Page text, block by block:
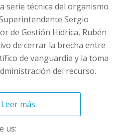
serie técnica del organismo
Sergio
de Gestión Hídrica, Rubén
de cerrar la brecha entre
de vanguardia y la toma
del recurso.
Leer más
us: